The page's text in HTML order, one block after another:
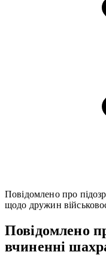
Повідомлено про
щодо дружин
Повідомлено
вчиненні